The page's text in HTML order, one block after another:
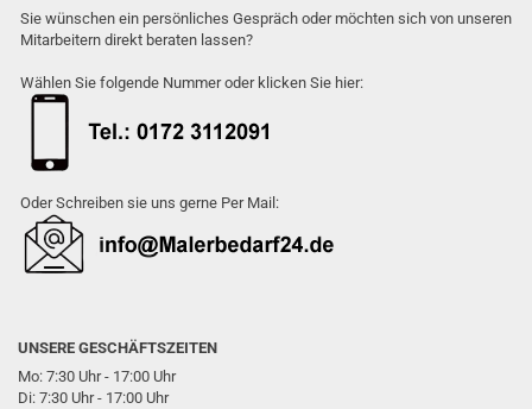
Sie wünschen ein persönliches Gespräch oder möchten sich von unseren
Mitarbeitern direkt beraten lassen?
Wählen Sie folgende Nummer oder klicken Sie hier:
Oder Schreiben sie uns gerne Per Mail:
UNSERE GESCHÄFTSZEITEN
Mo: 7:30 Uhr - 17:00 Uhr
Di: 7:30 Uhr - 17:00 Uhr